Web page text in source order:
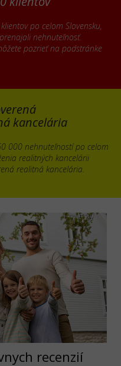
po celom Slovensku,
nehnuteľnosť.
pozrieť na podstránke
kancelária
000 nehnuteľností po celom
realitných kancelárii
realitná kancelária.
recenzií